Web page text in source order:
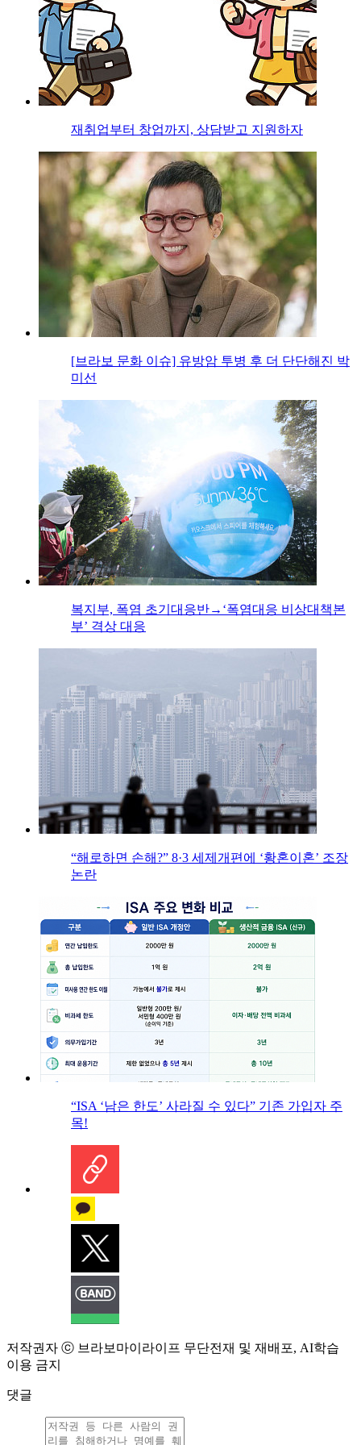
재취업부터 창업까지, 상담받고 지원하자
[브라보 문화 이슈] 유방암 투병 후 더 단단해진 박
미선
복지부, 폭염 초기대응반→‘폭염대응 비상대책본
부’ 격상 대응
“해로하면 손해?” 8·3 세제개편에 ‘황혼이혼’ 조장
논란
“ISA ‘남은 한도’ 사라질 수 있다” 기존 가입자 주
목!
저작권자 ⓒ 브라보마이라이프 무단전재 및 재배포, AI학습
이용 금지
댓글